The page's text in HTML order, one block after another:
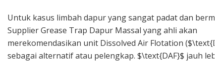
Untuk kasus limbah dapur yang sangat padat dan
Supplier Grease Trap Dapur Massal yang ahli akan
merekomendasikan unit Dissolved Air Flotation
sebagai alternatif atau pelengkap. $\text{DAF}$ jauh